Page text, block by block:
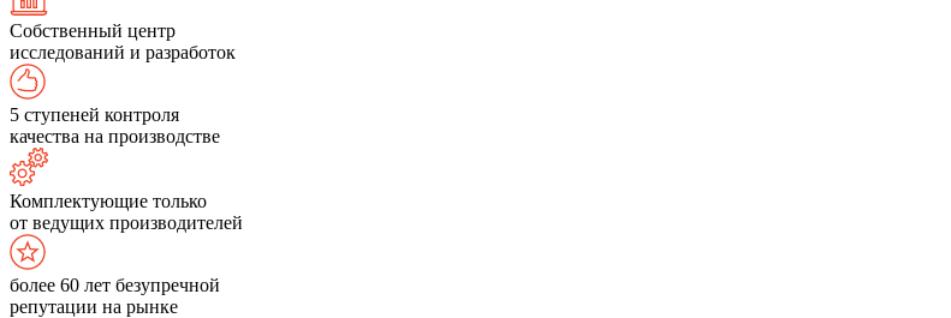
Собственный центр
исследований и разработок
5 ступеней контроля
качества на производстве
Комплектующие только
от ведущих производителей
более 60 лет безупречной
репутации на рынке